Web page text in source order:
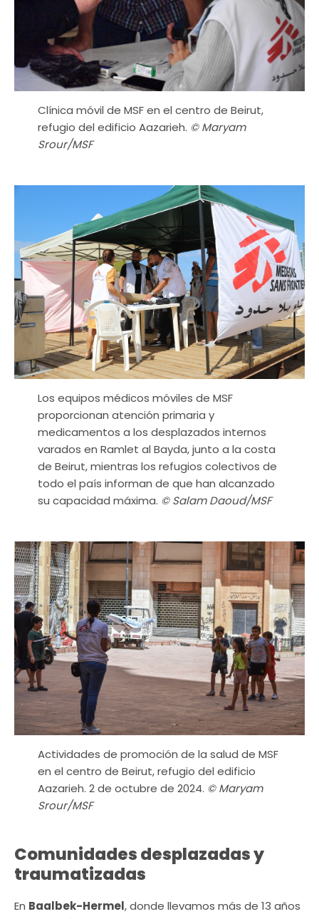
Clínica móvil de MSF en el centro de Beirut,
refugio del edificio Aazarieh. © Maryam
Srour/MSF
Los equipos médicos móviles de MSF
proporcionan atención primaria y
medicamentos a los desplazados internos
varados en Ramlet al Bayda, junto a la costa
de Beirut, mientras los refugios colectivos de
todo el país informan de que han alcanzado
su capacidad máxima. © Salam Daoud/MSF
Actividades de promoción de la salud de MSF
en el centro de Beirut, refugio del edificio
Aazarieh. 2 de octubre de 2024. © Maryam
Srour/MSF
Comunidades desplazadas y
traumatizadas
En Baalbek-Hermel, donde llevamos más de 13 años